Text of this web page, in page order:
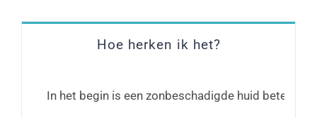
Hoe herken ik het?
In het begin is een zonbeschadigde huid beter te